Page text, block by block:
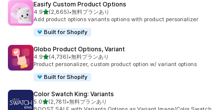
Easify Custom Product Options
4.95つ星中
(2,865)
合計レビュー数：2865件
•無料プランあり
Add product options variants options with product personalizer
Built for Shopify
Globo Product Options, Variant
4.95つ星中
(4,736)
合計レビュー数：4736件
•無料プランあり
Product personalizer, custom product option w/ variant options
Built for Shopify
Color Swatch King: Variants
5.05つ星中
(2,781)
合計レビュー数：2781件
•無料プランあり